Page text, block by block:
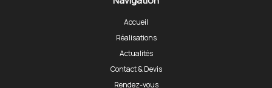
Accueil
Réalisations
Actualités
Contact & Devis
Rendez-vous